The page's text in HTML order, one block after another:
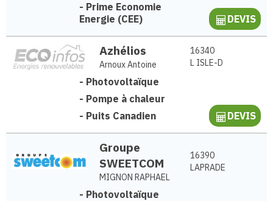
- Prime Economie
Energie (CEE)
DEVIS
Azhélios
Arnoux Antoine
16340
L ISLE-D
- Photovoltaïque
- Pompe à chaleur
- Puits Canadien DEVIS
Groupe
SWEETCOM
MIGNON RAPHAEL
16390
LAPRADE
- Photovoltaïque